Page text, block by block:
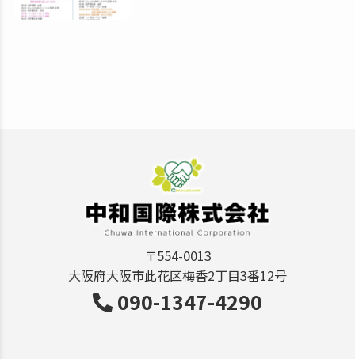
〒554-0013
大阪府大阪市此花区梅香2丁目3番12号
090-1347-4290